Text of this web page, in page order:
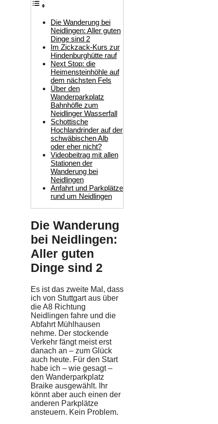
Die Wanderung bei
Neidlingen: Aller guten
Dinge sind 2
Im Zickzack-Kurs zur
Hindenburghütte rauf
Next Stop: die
Heimensteinhöhle auf
dem nächsten Fels
Über den
Wanderparkplatz
Bahnhöfle zum
Neidlinger Wasserfall
Schottische
Hochlandrinder auf der
schwäbischen Alb
oder eher nicht?
Videobeitrag mit allen
Stationen der
Wanderung bei
Neidlingen
Anfahrt und Parkplätze
rund um Neidlingen
Die Wanderung
bei Neidlingen:
Aller guten
Dinge sind 2
Es ist das zweite Mal, dass
ich von Stuttgart aus über
die A8 Richtung
Neidlingen fahre und die
Abfahrt Mühlhausen
nehme. Der stockende
Verkehr fängt meist erst
danach an – zum Glück
auch heute. Für den Start
habe ich – wie gesagt –
den Wanderparkplatz
Braike ausgewählt. Ihr
könnt aber auch einen der
anderen Parkplätze
ansteuern. Kein Problem.